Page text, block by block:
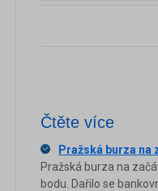
Čtěte více
Pražská burza na
Pražská burza na
bodu. Dařilo se